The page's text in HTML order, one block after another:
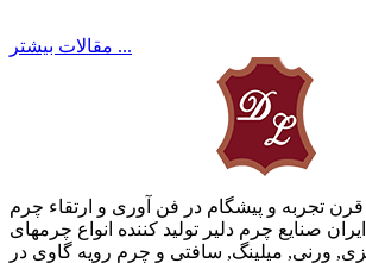
مقالات بیشتر ...
تجربه و پیشگام در فن آوری و ارتقاء چرم
صنایع چرم دلیر تولید کننده انواع چرمهای
ورنی, میلینگ, سافتی و چرم رویه گاوی در